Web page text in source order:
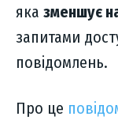
яка зменшує
запитами
повідомлень.
Про це